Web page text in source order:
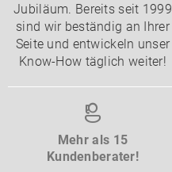
Jubiläum. Bereits seit 1999
sind wir beständig an Ihrer
Seite und entwickeln unser
Know-How täglich weiter!
Mehr als 15
Kundenberater!